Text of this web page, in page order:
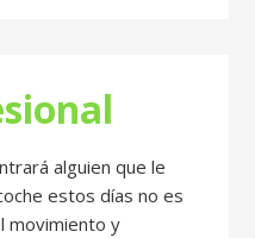
alguien que le
estos días no es
movimiento y